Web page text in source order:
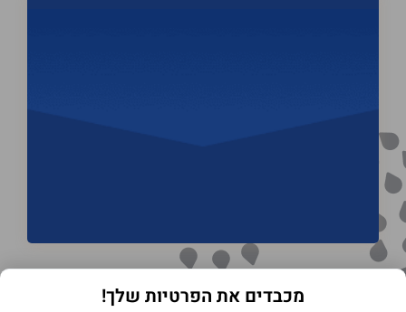
מכבדים את הפרטיות שלך!